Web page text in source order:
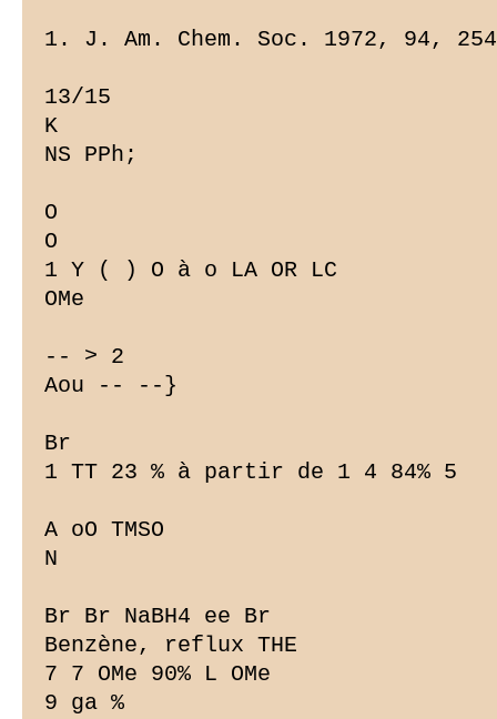
1. J. Am. Chem. Soc. 1972, 94,
13/15
K
NS PPh;
O
O
1 Y ( ) O à o LA OR LC
OMe
-- > 2
Aou -- --}
Br
1 TT 23 % à partir de 1 4 84% 5
A oO TMSO
N
Br Br NaBH4 ee Br
Benzène, reflux THE
7 7 OMe 90% L OMe
9 ga %